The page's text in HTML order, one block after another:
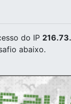
do IP
abaixo.